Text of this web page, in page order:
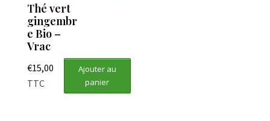
Thé vert
gingembr
e Bio –
Vrac
€15,00
TTC
Ajouter au
panier